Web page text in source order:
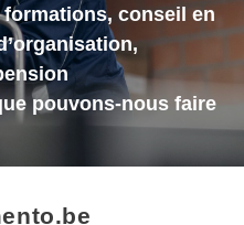
conseil en
pouvons-nous faire